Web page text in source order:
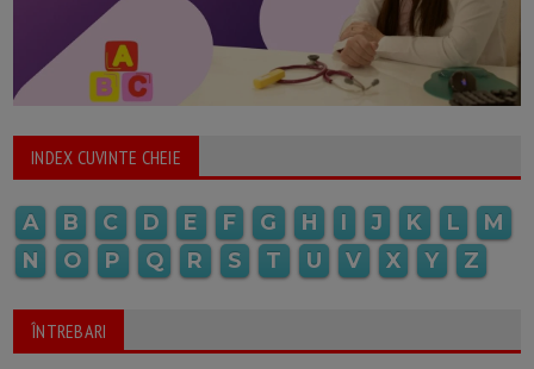
INDEX CUVINTE CHEIE
A B C D E F G H I J K L
M
N
O P Q R S T U V X Y Z
ÎNTREBARI